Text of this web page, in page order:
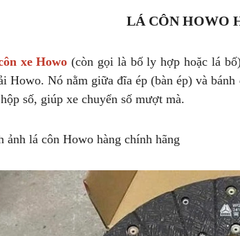
LÁ CÔN HOWO
xe Howo (còn gọi là bố ly hợp hoặc lá
Howo. Nó nằm giữa đĩa ép (bàn ép) và
số, giúp xe chuyển số mượt mà.
ảnh lá côn Howo hàng chính hãng